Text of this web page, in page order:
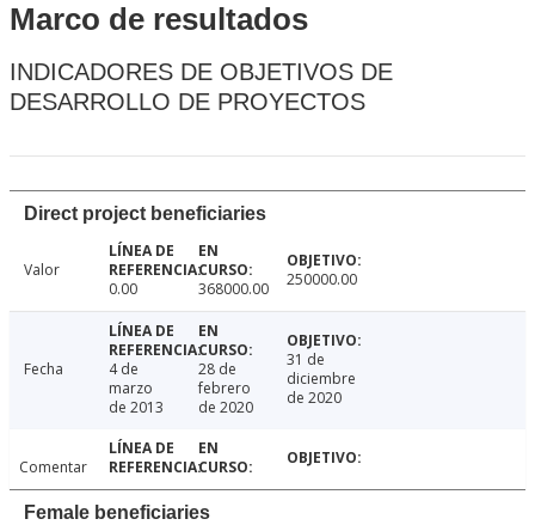
Marco de resultados
INDICADORES DE OBJETIVOS DE
DESARROLLO DE PROYECTOS
Direct project beneficiaries
Valor
0.00
368000.00 250000.00
Fecha
4 de
marzo
de 2013
28 de
febrero
de 2020
31 de
diciembre
de 2020
Comentar
Female beneficiaries